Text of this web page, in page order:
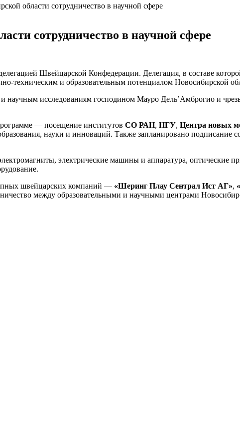
области сотрудничество в научной сфере
сотрудничество в научной сфере
Швейцарской Конфедерации. Делегация, в составе
техническим и образовательным потенциалом Новосибирской
и научным исследованиям господином Мауро Дель’Амброгио и
— посещение институтов СО РАН, НГУ, Центра новых
науки и инноваций. Также запланировано подписание
электрические машины и аппаратура,
швейцарских компаний — «Шеринг Плау Сентрал Ист АГ»,
между образовательными и научными центрами